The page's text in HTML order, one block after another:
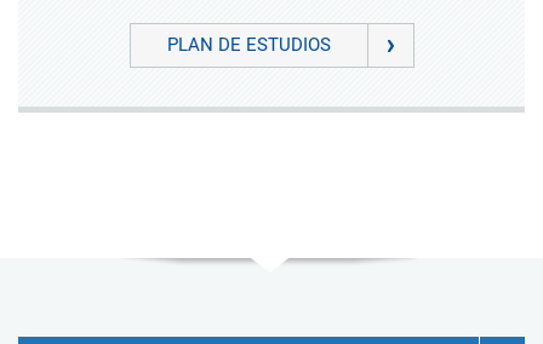
PLAN DE ESTUDIOS